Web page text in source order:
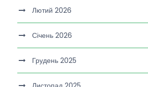
Лютий 2026
Січень 2026
Грудень 2025